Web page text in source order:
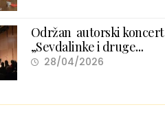
Održan autorski koncert
„Sevdalinke i druge
pjesme i igre“ Senada
28/04/2026